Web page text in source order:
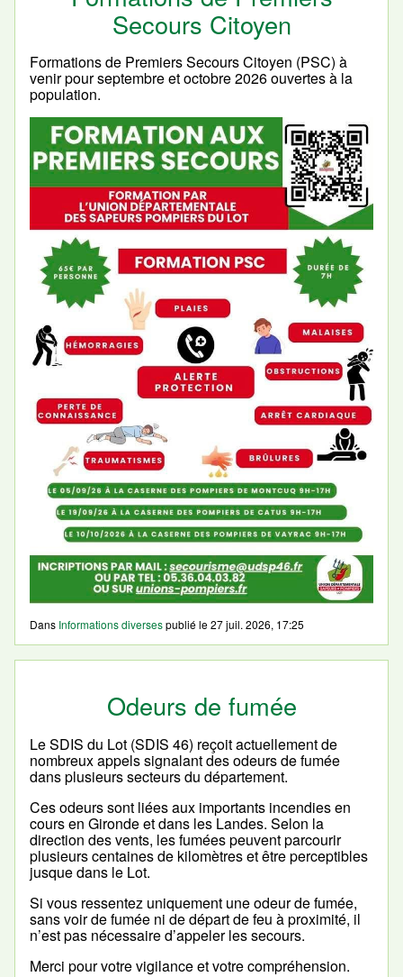
Secours Citoyen
Formations de Premiers Secours Citoyen (PSC) à
venir pour septembre et octobre 2026 ouvertes à la
population.
Dans Informations diversespublié le27 juil. 2026, 17:25
Odeurs de fumée
Le SDIS du Lot (SDIS 46) reçoit actuellement de
nombreux appels signalant des odeurs de fumée
dans plusieurs secteurs du département.
Ces odeurs sont liées aux importants incendies en
cours en Gironde et dans les Landes. Selon la
direction des vents, les fumées peuvent parcourir
plusieurs centaines de kilomètres et être perceptibles
jusque dans le Lot.
Si vous ressentez uniquement une odeur de fumée,
sans voir de fumée ni de départ de feu à proximité, il
n’est pas nécessaire d’appeler les secours.
Merci pour votre vigilance et votre compréhension.